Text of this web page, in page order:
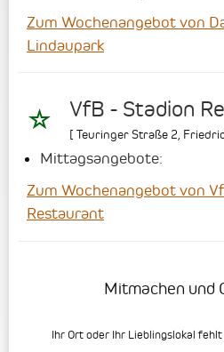
Zum Wochenangebot von
Lindaupark
VfB - Stadion
[ Teuringer Straße 2
Mittagsangebote:
Zum Wochenangebot von
Restaurant
Mitmachen und
Ihr Ort oder Ihr Lieblingslokal fehlt